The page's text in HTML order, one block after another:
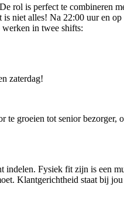
is perfect te combineren
niet alles! Na 22:00 uur en
werken in twee shifts:
zaterdag!
groeien tot senior
Fysiek fit zijn is een
Klantgerichtheid staat bij